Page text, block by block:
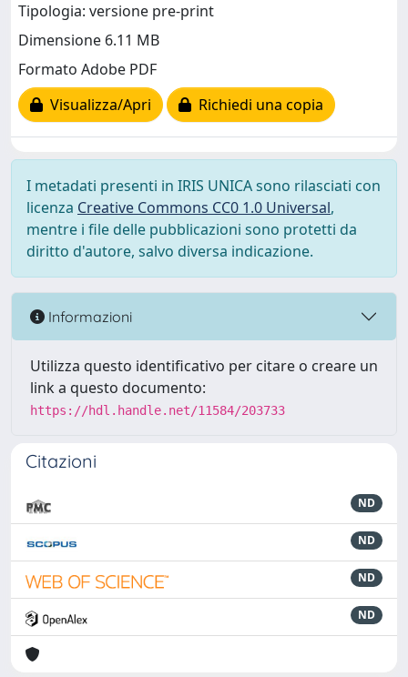
Tipologia: versione pre-print
Dimensione 6.11 MB
Formato Adobe PDF
Visualizza/Apri
Richiedi una copia
I metadati presenti in IRIS UNICA sono rilasciati con
licenza Creative Commons CC0 1.0 Universal,
mentre i file delle pubblicazioni sono protetti da
diritto d'autore, salvo diversa indicazione.
Informazioni
Utilizza questo identificativo per citare o creare un
link a questo documento:
https://hdl.handle.net/11584/203733
Citazioni
ND
ND
ND
ND